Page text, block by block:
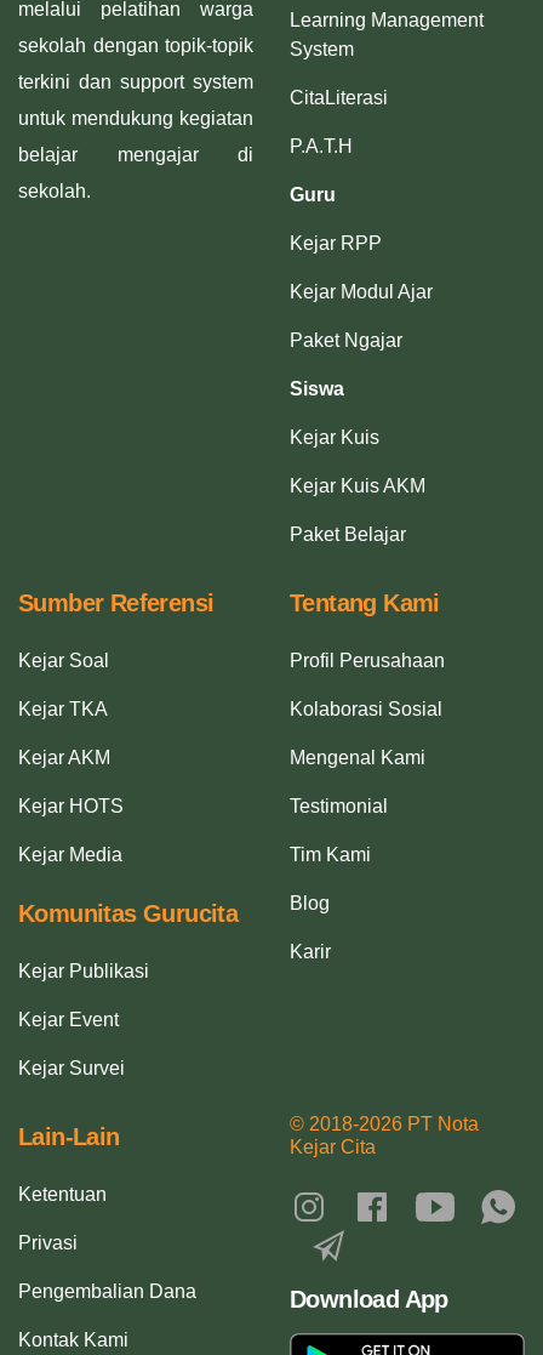
melalui pelatihan warga
sekolah dengan topik-topik
terkini dan support system
untuk mendukung kegiatan
belajar mengajar di
sekolah.
Learning Management
System
CitaLiterasi
P.A.T.H
Guru
Kejar RPP
Kejar Modul Ajar
Paket Ngajar
Siswa
Kejar Kuis
Kejar Kuis AKM
Paket Belajar
Sumber Referensi
Kejar Soal
Kejar TKA
Kejar AKM
Kejar HOTS
Kejar Media
Komunitas Gurucita
Kejar Publikasi
Kejar Event
Kejar Survei
Tentang Kami
Profil Perusahaan
Kolaborasi Sosial
Mengenal Kami
Testimonial
Tim Kami
Blog
Karir
Lain-Lain
Ketentuan
Privasi
Pengembalian Dana
Kontak Kami
© 2018-2026 PT Nota
Kejar Cita
Download App